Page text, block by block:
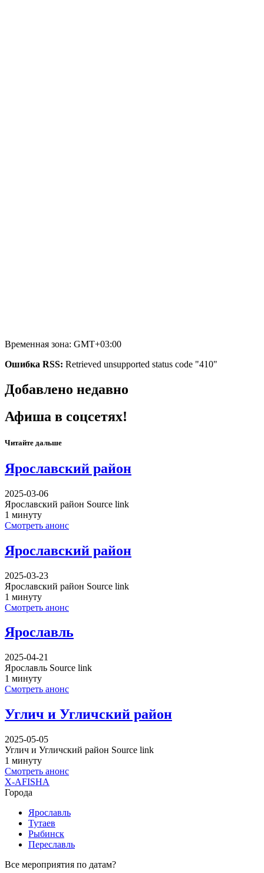
Временная зона: GMT+03:00
Ошибка RSS: Retrieved unsupported status code "410"
Добавлено недавно
Афиша в соцсетях!
Читайте дальше
Ярославский район
2025-03-06
Ярославский район Source link
1 минуту
Смотреть анонс
Ярославский район
2025-03-23
Ярославский район Source link
1 минуту
Смотреть анонс
Ярославль
2025-04-21
Ярославль Source link
1 минуту
Смотреть анонс
Углич и Угличский район
2025-05-05
Углич и Угличский район Source link
1 минуту
Смотреть анонс
X-AFISHA
Города
Ярославль
Тутаев
Рыбинск
Переславль
Все мероприятия по датам?